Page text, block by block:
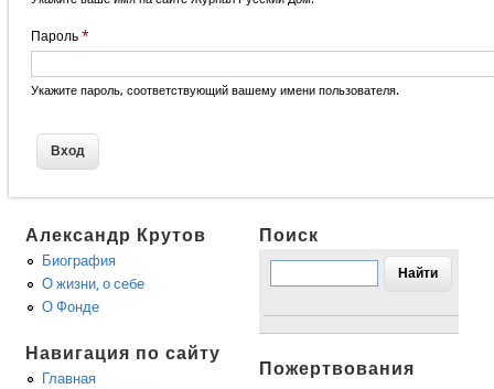
Пароль *
Укажите пароль, соответствующий вашему имени пользователя.
Александр Крутов
Биография
О жизни, о себе
О Фонде
Навигация по сайту
Главная
Поиск
Пожертвования